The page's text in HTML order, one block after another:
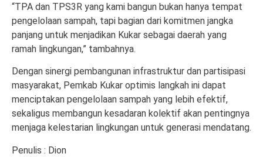
“TPA dan TPS3R yang kami bangun bukan hanya tempat
pengelolaan sampah, tapi bagian dari komitmen jangka
panjang untuk menjadikan Kukar sebagai daerah yang
ramah lingkungan,” tambahnya.
Dengan sinergi pembangunan infrastruktur dan partisipasi
masyarakat, Pemkab Kukar optimis langkah ini dapat
menciptakan pengelolaan sampah yang lebih efektif,
sekaligus membangun kesadaran kolektif akan pentingnya
menjaga kelestarian lingkungan untuk generasi mendatang.
Penulis : Dion